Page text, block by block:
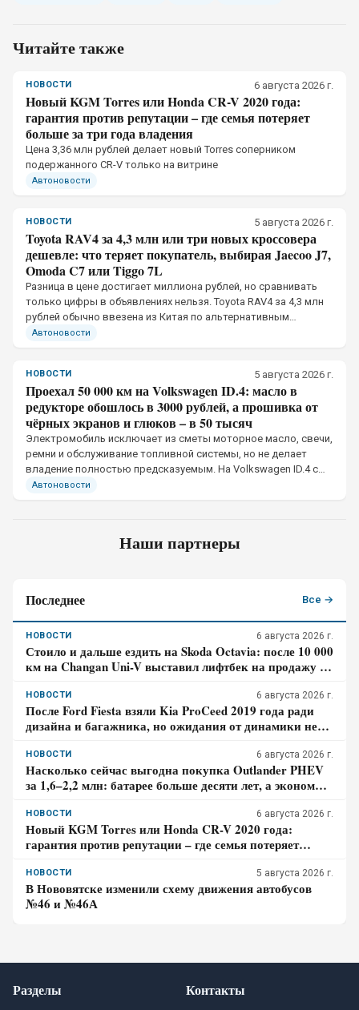
Читайте также
НОВОСТИ 6 августа 2026 г.
Новый KGM Torres или Honda CR-V 2020 года:
гарантия против репутации – где семья потеряет
больше за три года владения
Цена 3,36 млн рублей делает новый Torres соперником
подержанного CR-V только на витрине
Автоновости
НОВОСТИ 5 августа 2026 г.
Toyota RAV4 за 4,3 млн или три новых кроссовера
дешевле: что теряет покупатель, выбирая Jaecoo J7,
Omoda C7 или Tiggo 7L
Разница в цене достигает миллиона рублей, но сравнивать
только цифры в объявлениях нельзя. Toyota RAV4 за 4,3 млн
рублей обычно ввезена из Китая по альтернативным
каналам, тогда как Jaecoo J7, Omoda C7 и Chery Tiggo 7L
Автоновости
НОВОСТИ 5 августа 2026 г.
Проехал 50 000 км на Volkswagen ID.4: масло в
редукторе обошлось в 3000 рублей, а прошивка от
чёрных экранов и глюков – в 50 тысяч
Электромобиль исключает из сметы моторное масло, свечи,
ремни и обслуживание топливной системы, но не делает
владение полностью предсказуемым. На Volkswagen ID.4 с
пробегом 50 тыс. км механическая часть потребовала
Автоновости
Наши партнеры
Последнее Все →
НОВОСТИ 6 августа 2026 г.
Стоило и дальше ездить на Skoda Octavia: после 10 000
км на Changan Uni-V выставил лифтбек на продажу –
НОВОСТИ 6 августа 2026 г.
После Ford Fiesta взяли Kia ProCeed 2019 года ради
дизайна и багажника, но ожидания от динамики не
НОВОСТИ 6 августа 2026 г.
Насколько сейчас выгодна покупка Outlander PHEV
за 1,6–2,2 млн: батарее больше десяти лет, а экономия
НОВОСТИ 6 августа 2026 г.
Новый KGM Torres или Honda CR-V 2020 года:
гарантия против репутации – где семья потеряет
НОВОСТИ 5 августа 2026 г.
В Нововятске изменили схему движения автобусов
№46 и №46А
Разделы Контакты